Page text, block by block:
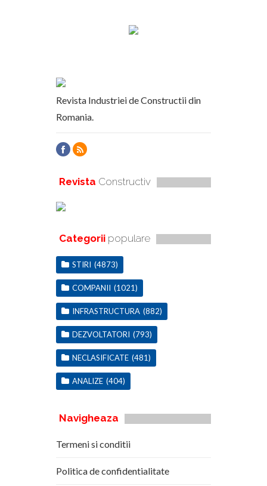
Revista Industriei de Constructii din
Romania.
Revista Constructiv
Categorii populare
STIRI (4873)
COMPANII (1021)
INFRASTRUCTURA (882)
DEZVOLTATORI (793)
NECLASIFICATE (481)
ANALIZE (404)
Navigheaza
Termeni si conditii
Politica de confidentialitate